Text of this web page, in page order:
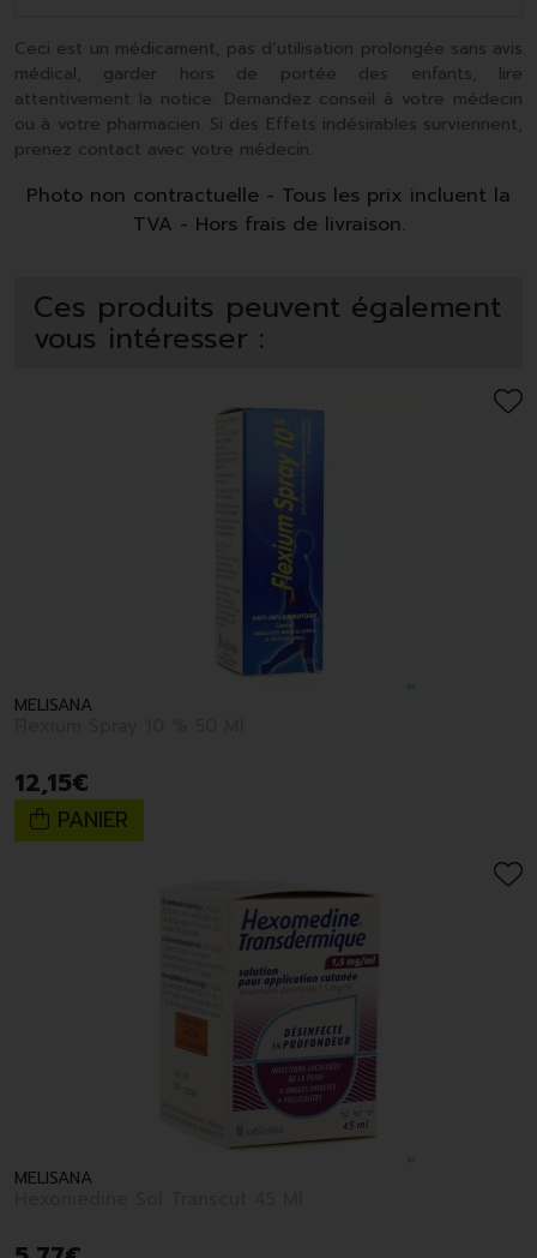
Ceci est un médicament, pas d’utilisation prolongée sans avis
médical, garder hors de portée des enfants, lire
attentivement la notice. Demandez conseil à votre médecin
ou à votre pharmacien. Si des Effets indésirables surviennent,
prenez contact avec votre médecin.
Photo non contractuelle - Tous les prix incluent la
TVA - Hors frais de livraison.
Ces produits peuvent également
vous intéresser :
MELISANA
12,15€
PANIER
MELISANA